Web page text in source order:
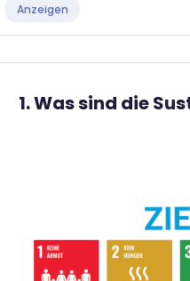
Anzeigen
1. Was sind die